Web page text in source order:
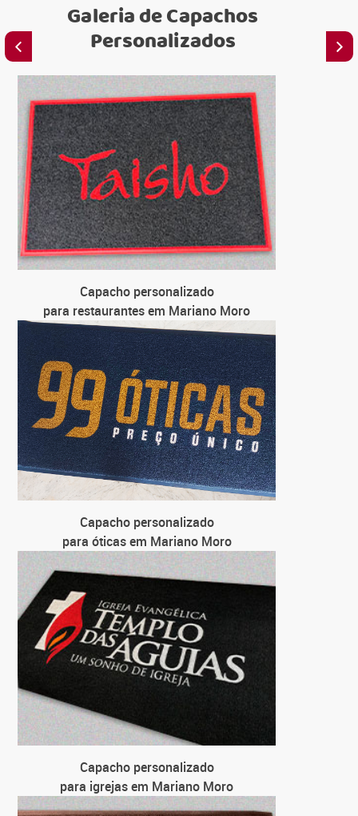
Galeria deCapachos
Personalizados
Capacho personalizado
para restaurantes em Mariano Moro
Capacho personalizado
para óticas em Mariano Moro
Capacho personalizado
para igrejas em Mariano Moro